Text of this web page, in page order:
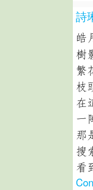
詩
皓
樹
繁
枝
在
一
那
搜
看